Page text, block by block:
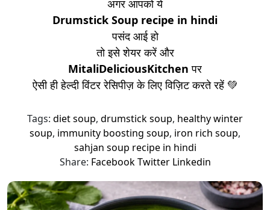
अगर आपको ये
Drumstick Soup recipe in hindi
पसंद आई हो
तो इसे शेयर करें और
MitaliDeliciousKitchen पर
ऐसी ही हेल्दी विंटर रेसिपीज़ के लिए विज़िट करते रहें 💚
Tags: diet soup, drumstick soup, healthy winter
soup, immunity boosting soup, iron rich soup,
sahjan soup recipe in hindi
Share: Facebook Twitter Linkedin